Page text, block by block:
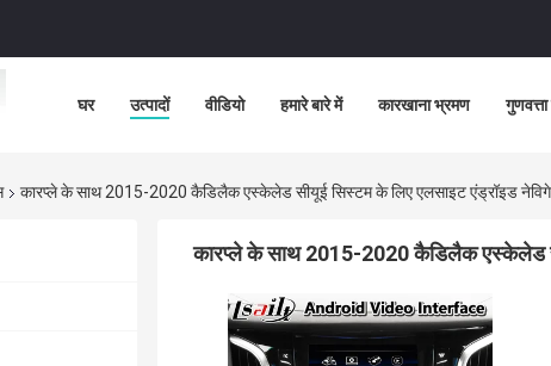
घर उत्पादों वीडियो हमारे बारे में कारखाना भ्रमण
कारप्ले के साथ 2015-2020 कैडिलैक एस्केलेड सीयूई सिस्टम के लिए एलसाइट एंड्रॉइड
कारप्ले के साथ 2015-2020 कैडिलैक एस्केलेड